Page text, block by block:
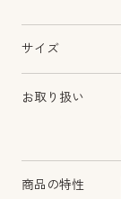
サイズ
お取り扱い
商品の特性